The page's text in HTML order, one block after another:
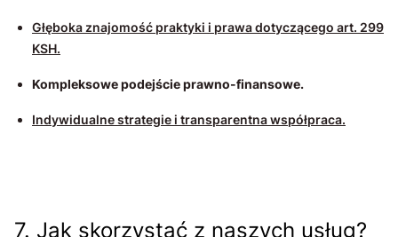
Głęboka znajomość praktyki i prawa dotyczącego art. 299
KSH.
Kompleksowe podejście prawno-finansowe.
Indywidualne strategie i transparentna współpraca.
7. Jak skorzystać z naszych usług?